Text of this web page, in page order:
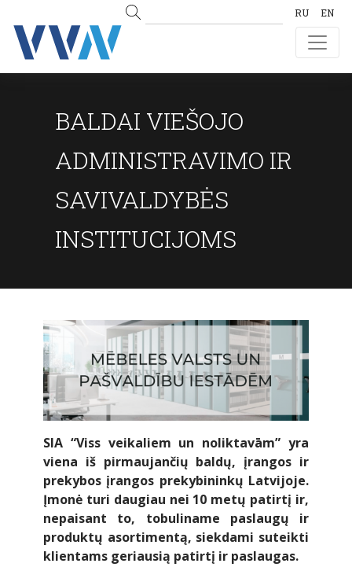
RU EN
BALDAI VIEŠOJO
ADMINISTRAVIMO IR
SAVIVALDYBĖS
INSTITUCIJOMS
SIA “Viss veikaliem un noliktavām” yra
viena iš pirmaujančių baldų, įrangos ir
prekybos įrangos prekybininkų Latvijoje.
Įmonė turi daugiau nei 10 metų patirtį ir,
nepaisant to, tobuliname paslaugų ir
produktų asortimentą, siekdami suteikti
klientams geriausią patirtį ir paslaugas.